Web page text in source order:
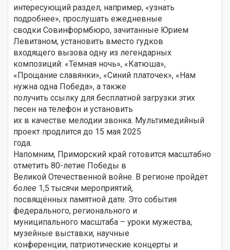
интересующий раздел, например, «узнать
подробнее», прослушать ежедневные
сводки Совинформбюро, зачитанные Юрием
Левитаном, установить вместо гудков
входящего вызова одну из легендарных
композиций: «Тёмная ночь», «Катюша»,
«Прощание славянки», «Синий платочек», «Нам
нужна одна Победа», а также
получить ссылку для бесплатной загрузки этих
песен на телефон и установить
их в качестве мелодии звонка. Мультимедийный
проект продлится до 15 мая 2025
года.
Напомним, Приморский край готовится масштабно
отметить 80-летие Победы в
Великой Отечественной войне. В регионе пройдёт
более 1,5 тысячи мероприятий,
посвящённых памятной дате. Это события
федерального, регионального и
муниципального масштаба – уроки мужества,
музейные выставки, научные
конференции, патриотические концерты и